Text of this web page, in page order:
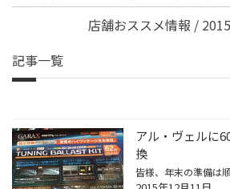
店舗おススメ情報 /
記事一覧
アル・ヴェルに
換